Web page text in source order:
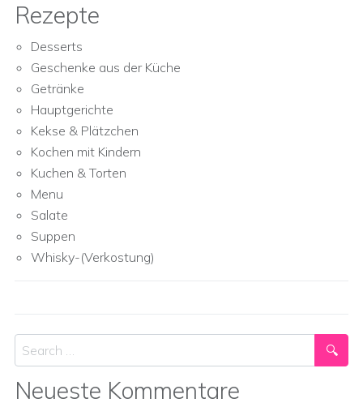
Rezepte
Desserts
Geschenke aus der Küche
Getränke
Hauptgerichte
Kekse & Plätzchen
Kochen mit Kindern
Kuchen & Torten
Menu
Salate
Suppen
Whisky-(Verkostung)
Search
Neueste Kommentare